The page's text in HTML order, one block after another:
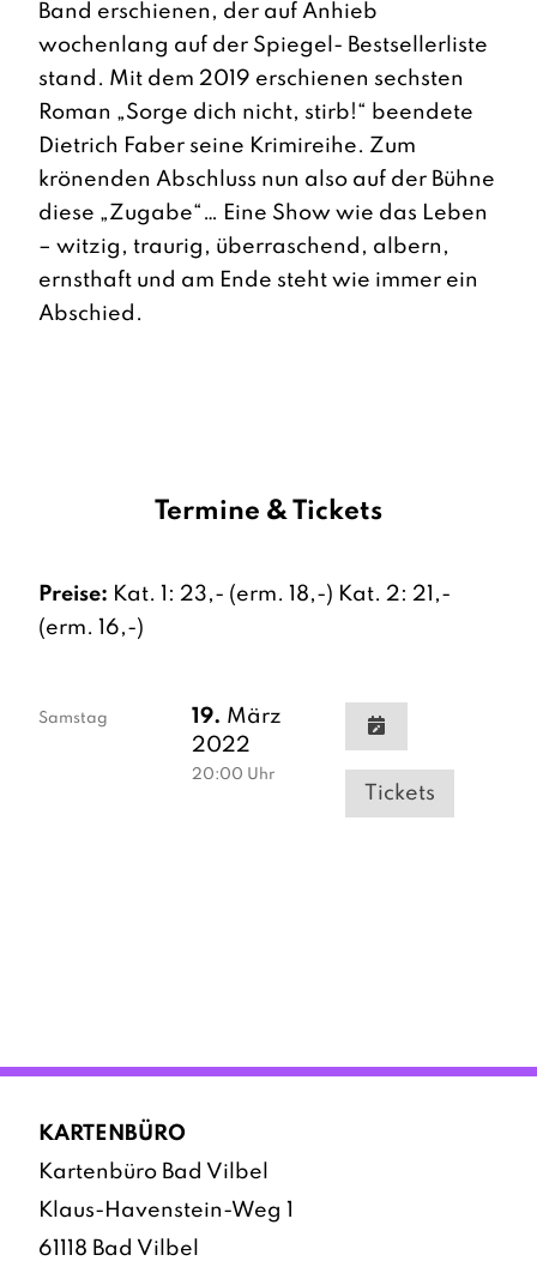
Band erschienen, der auf Anhieb
wochenlang auf der Spiegel- Bestsellerliste
stand. Mit dem 2019 erschienen sechsten
Roman „Sorge dich nicht, stirb!“ beendete
Dietrich Faber seine Krimireihe. Zum
krönenden Abschluss nun also auf der Bühne
diese „Zugabe“… Eine Show wie das Leben
– witzig, traurig, überraschend, albern,
ernsthaft und am Ende steht wie immer ein
Abschied.
Termine & Tickets
Preise: Kat. 1: 23,- (erm. 18,-) Kat. 2: 21,-
(erm. 16,-)
Samstag 19. März
2022
20:00 Uhr
Tickets
KARTENBÜRO
Kartenbüro Bad Vilbel
Klaus-Havenstein-Weg 1
61118 Bad Vilbel